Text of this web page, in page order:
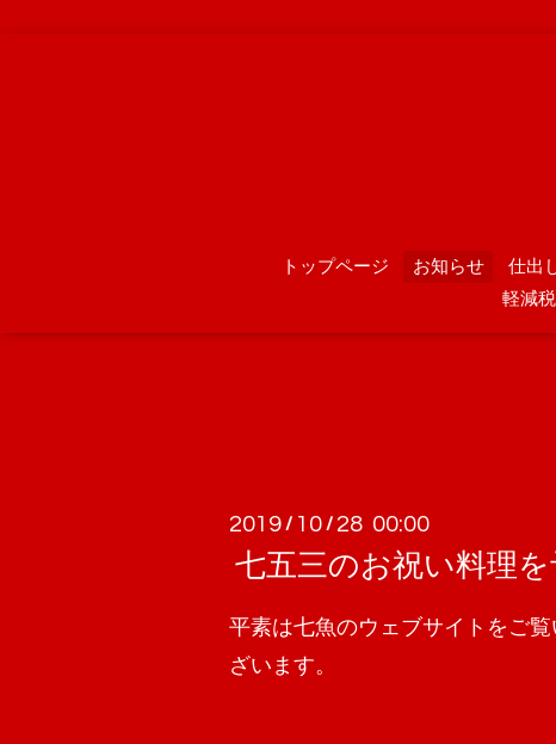
トップページ お知らせ 仕出
軽減
2019 / 10 / 28 00:00
七五三のお祝い料理を
平素は七魚のウェブサイトをご
ざいます。